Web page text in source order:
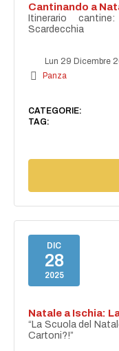
Cantinando a
Itinerario
Scardecchia
Lun 29 Dicembre
Panza
CATEGORIE:
TAG:
DIC
28
2025
Natale a Ischia:
“La Scuola del
Cartoni?!”